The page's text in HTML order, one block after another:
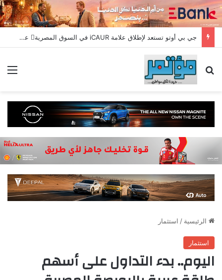
جي بي أوتو تستعد لإطلاق علامة iCAUR في السوق المصرية علامة عالمية جديدة لسيارات الطاقة الجديدة تجمع بين التكنولوجيا الذكية والتصميم الجريء وروح المغامر
بحث عن
الرئيسية / استثمار
استثمار
اليوم.. بدء التداول على أسهم